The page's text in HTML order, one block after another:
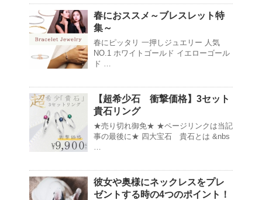
春におススメ～ブレスレット特
集～
春にピッタリ 一押しジュエリー 人気
NO.1 ホワイトゴールド イエローゴール
ド …
【超希少石 衝撃価格】3セット
貴石リング
★売り切れ御免★ ★ページリンクは当記
事の最後に★ 四大宝石 貴石とは &nbs
彼女や奥様にネックレスをプレ
ゼントする時の4つのポイント！